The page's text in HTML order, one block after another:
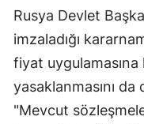
Rusya Devlet
imzaladığı
fiyat uygulamasına
yasaklanmasını
"Mevcut